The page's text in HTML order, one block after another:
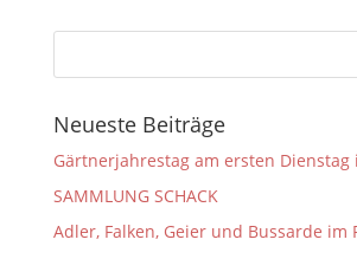
Neueste Beiträge
Gärtnerjahrestag am ersten Dienstag
SAMMLUNG SCHACK
Adler, Falken, Geier und Bussarde im